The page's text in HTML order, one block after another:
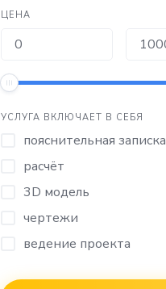
ЦЕНА
УСЛУГА ВКЛЮЧАЕТ В СЕБЯ
пояснительная записка
расчёт
3D модель
чертежи
ведение проекта